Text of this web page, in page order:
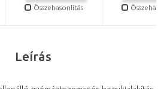
Összehasonlítás
Leírás